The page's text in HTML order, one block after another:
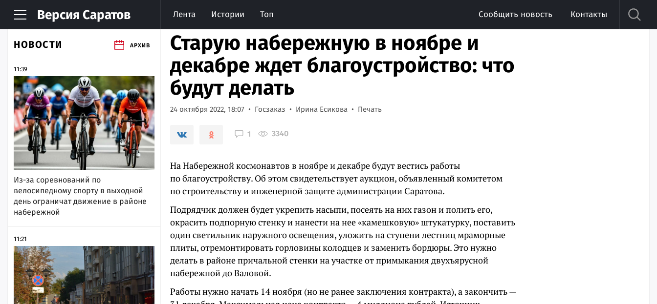
Версия Саратов Лента Истории Топ Сообщить новость Контакты
НОВОСТИ АРХИВ
11:39
Из-за соревнований по
велосипедному спорту в выходной
день ограничат движение в районе
набережной
11:21
Старую набережную в ноябре и
декабре ждет благоустройство: что
будут делать
24 октября 2022, 18:07 Госзаказ Ирина Есикова Печать
1 3340
На Набережной космонавтов в ноябре и декабре будут вестись работы
по благоустройству. Об этом свидетельствует аукцион, объявленный комитетом
по строительству и инженерной защите администрации Саратова.
Подрядчик должен будет укрепить насыпи, посеять на них газон и полить его,
окрасить подпорную стенку и нанести на нее «камешковую» штукатурку, поставить
один светильник наружного освещения, уложить на ступени лестниц мраморные
плиты, отремонтировать горловины колодцев и заменить бордюры. Это нужно
делать в районе причальной стенки на участке от примыкания двухъярусной
набережной до Валовой.
Работы нужно начать 14 ноября (но не ранее заключения контракта), а закончить —